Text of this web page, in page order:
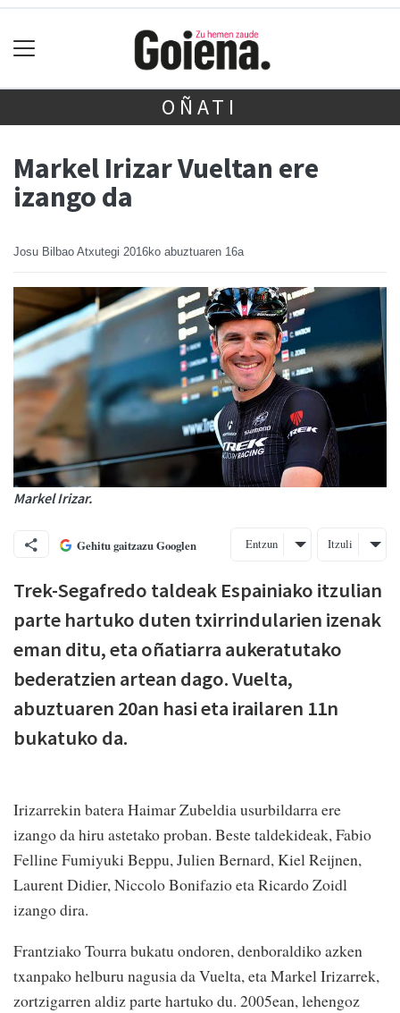
OÑATI
Markel Irizar Vueltan ere
izango da
Josu Bilbao Atxutegi 2016ko abuztuaren 16a
Markel Irizar.
Gehitu gaitzazu Googlen Entzun Itzuli
Trek-Segafredo taldeak Espainiako itzulian
parte hartuko duten txirrindularien izenak
eman ditu, eta oñatiarra aukeratutako
bederatzien artean dago. Vuelta,
abuztuaren 20an hasi eta irailaren 11n
bukatuko da.
Irizarrekin batera Haimar Zubeldia usurbildarra ere
izango da hiru astetako proban. Beste taldekideak, Fabio
Felline Fumiyuki Beppu, Julien Bernard, Kiel Reijnen,
Laurent Didier, Niccolo Bonifazio eta Ricardo Zoidl
izango dira.
Frantziako Tourra bukatu ondoren, denboraldiko azken
txanpako helburu nagusia da Vuelta, eta Markel Irizarrek,
zortzigarren aldiz parte hartuko du. 2005ean, lehengoz